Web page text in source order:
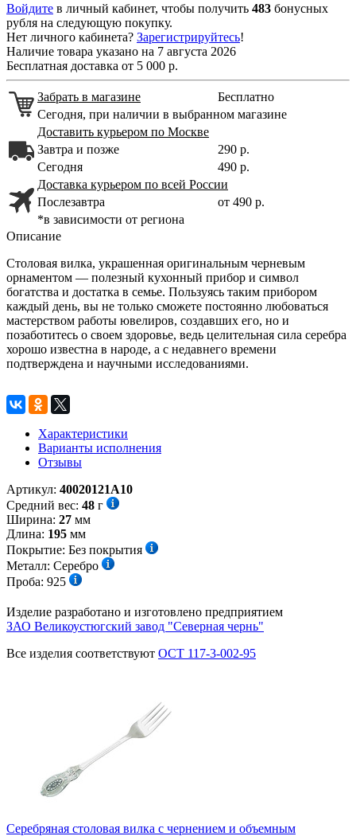
Войдите в личный кабинет, чтобы получить 483 бонусных
рубля на следующую покупку.
Нет личного кабинета? Зарегистрируйтесь!
Наличие товара указано на 7 августа 2026
Бесплатная доставка от 5 000 р.
Забрать в магазине
Бесплатно
Сегодня, при наличии в выбранном магазине
Доставить курьером по Москве
Завтра и позже
290 р.
Сегодня
490 р.
Доставка курьером по всей России
Послезавтра
от 490 р.
*в зависимости от региона
Описание
Столовая вилка, украшенная оригинальным черневым
орнаментом — полезный кухонный прибор и символ
богатства и достатка в семье. Пользуясь таким прибором
каждый день, вы не только сможете постоянно любоваться
мастерством работы ювелиров, создавших его, но и
позаботитесь о своем здоровье, ведь целительная сила серебра
хорошо известна в народе, а с недавнего времени
подтверждена и научными исследованиями.
Характеристики
Варианты исполнения
Отзывы
Артикул: 40020121А10
Средний вес: 48 г
Ширина: 27 мм
Длина: 195 мм
Покрытие: Без покрытия
Металл: Серебро
Проба: 925
Изделие разработано и изготовлено предприятием
ЗАО Великоустюгский завод "Северная чернь"
Все изделия соответствуют ОСТ 117-3-002-95
Серебряная столовая вилка с чернением и объемным